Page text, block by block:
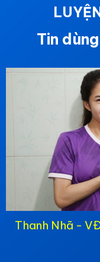
Tin
Thanh Nhã -